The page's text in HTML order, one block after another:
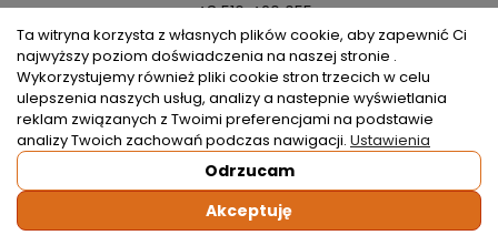
+48 516 420 055
Napisz:
kominki@ratur.pl
Kominki Ratur
Ta witryna korzysta z własnych plików cookie, aby zapewnić Ci
najwyższy poziom doświadczenia na naszej stronie .
Wykorzystujemy również pliki cookie stron trzecich w celu
ulepszenia naszych usług, analizy a nastepnie wyświetlania
reklam związanych z Twoimi preferencjami na podstawie
analizy Twoich zachowań podczas nawigacji. Ustawienia
Odrzucam
Akceptuję